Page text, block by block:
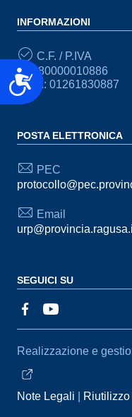
Accessibilità
INFORMAZIONI
C.F. / P.IVA
CF: 80000010886
P.IVA: 01261830887
POSTA ELETTRONICA
PEC
Email
SEGUICI SU
Sezione
Realizzazione e
Note Legali Riutilizzo